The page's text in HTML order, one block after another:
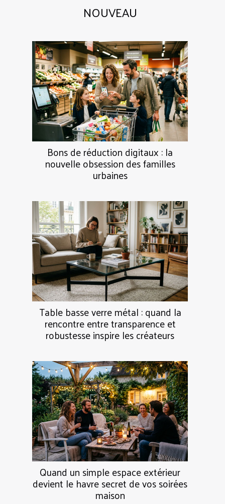
NOUVEAU
Bons de réduction digitaux : la
nouvelle obsession des familles
urbaines
Table basse verre métal : quand la
rencontre entre transparence et
robustesse inspire les créateurs
Quand un simple espace extérieur
devient le havre secret de vos soirées
maison